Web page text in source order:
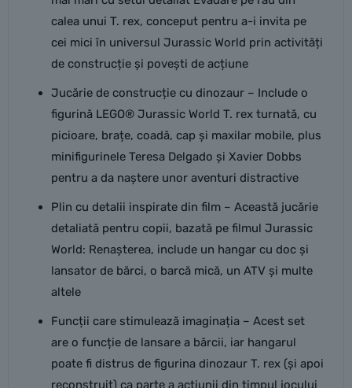
calea unui T. rex, conceput pentru a-i invita pe
cei mici în universul Jurassic World prin activități
de construcție și povești de acțiune
Jucărie de construcție cu dinozaur – Include o
figurină LEGO® Jurassic World T. rex turnată, cu
picioare, brațe, coadă, cap și maxilar mobile, plus
minifigurinele Teresa Delgado și Xavier Dobbs
pentru a da naștere unor aventuri distractive
Plin cu detalii inspirate din film – Această jucărie
detaliată pentru copii, bazată pe filmul Jurassic
World: Renașterea, include un hangar cu doc și
lansator de bărci, o barcă mică, un ATV și multe
altele
Funcții care stimulează imaginația – Acest set
are o funcție de lansare a bărcii, iar hangarul
poate fi distrus de figurina dinozaur T. rex (și apoi
reconstruit) ca parte a acțiunii din timpul jocului